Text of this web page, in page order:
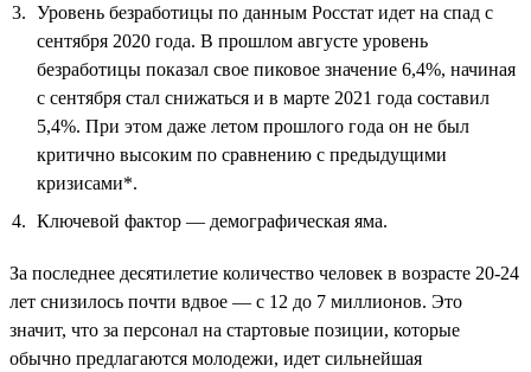
Уровень безработицы по данным Росстат идет на спад с
сентября 2020 года. В прошлом августе уровень
безработицы показал свое пиковое значение 6,4%, начиная
с сентября стал снижаться и в марте 2021 года составил
5,4%. При этом даже летом прошлого года он не был
критично высоким по сравнению с предыдущими
кризисами*.
Ключевой фактор — демографическая яма.
За последнее десятилетие количество человек в возрасте 20-24
лет снизилось почти вдвое — с 12 до 7 миллионов. Это
значит, что за персонал на стартовые позиции, которые
обычно предлагаются молодежи, идет сильнейшая